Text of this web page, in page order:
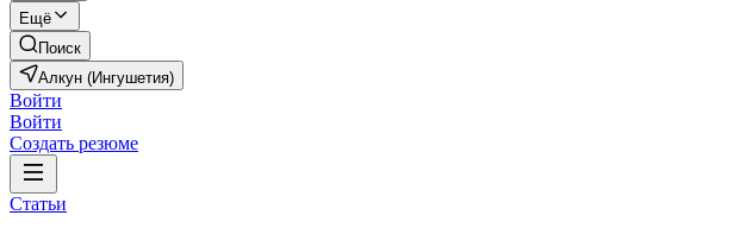
Ещё
Поиск
Алкун (Ингушетия)
Войти
Войти
Создать резюме
Статьи